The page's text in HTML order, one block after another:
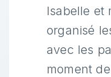
Isabelle et
organisé
avec les
moment